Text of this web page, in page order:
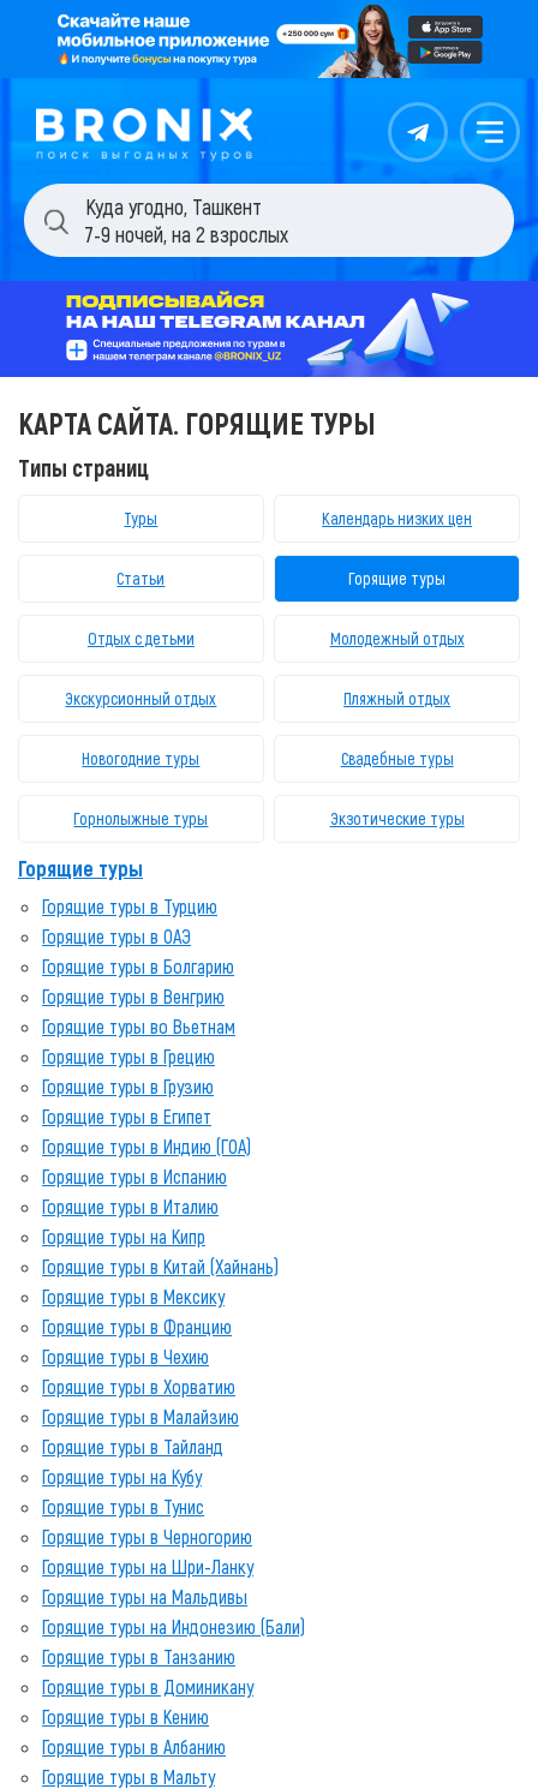
Контакты Меню
Куда угодно, Ташкент
7-9 ночей,на 2 взрослых
КАРТА САЙТА. ГОРЯЩИЕ ТУРЫ
Типы страниц
Туры Календарь низких цен
Статьи Горящие туры
Отдых с детьми Молодежный отдых
Экскурсионный отдых Пляжный отдых
Новогодние туры Свадебные туры
Горнолыжные туры Экзотические туры
Горящие туры
Горящие туры в Турцию
Горящие туры в ОАЭ
Горящие туры в Болгарию
Горящие туры в Венгрию
Горящие туры во Вьетнам
Горящие туры в Грецию
Горящие туры в Грузию
Горящие туры в Египет
Горящие туры в Индию (ГОА)
Горящие туры в Испанию
Горящие туры в Италию
Горящие туры на Кипр
Горящие туры в Китай (Хайнань)
Горящие туры в Мексику
Горящие туры в Францию
Горящие туры в Чехию
Горящие туры в Хорватию
Горящие туры в Малайзию
Горящие туры в Тайланд
Горящие туры на Кубу
Горящие туры в Тунис
Горящие туры в Черногорию
Горящие туры на Шри-Ланку
Горящие туры на Мальдивы
Горящие туры на Индонезию (Бали)
Горящие туры в Танзанию
Горящие туры в Доминикану
Горящие туры в Кению
Горящие туры в Албанию
Горящие туры в Мальту